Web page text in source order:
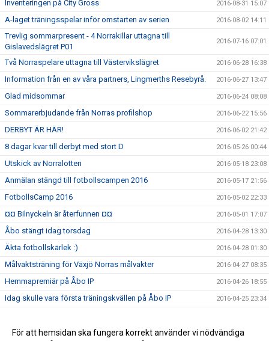
Inventeringen på City Gross 2016-08-31 15:07
A-laget träningsspelar inför omstarten av serien 2016-08-02 14:11
Trevlig sommarpresent - 4 Norrakillar uttagna till
Gislavedslägret P01
2016-07-16 07:01
Två Norraspelare uttagna till Västervikslägret 2016-06-28 16:38
Information från en av våra partners, Lingmerths Resebyrå. 2016-06-27 13:47
Glad midsommar 2016-06-24 08:08
Sommarerbjudande från Norras profilshop 2016-06-22 15:56
DERBYT ÄR HÄR! 2016-06-02 21:42
8 dagar kvar till derbyt med stort D 2016-05-26 00:44
Utskick av Norralotten 2016-05-18 23:08
Anmälan stängd till fotbollscampen 2016 2016-05-17 21:56
FotbollsCamp 2016 2016-05-02 22:33
¤¤ Bilnyckeln är återfunnen ¤¤ 2016-05-01 17:07
Åbo stängt idag torsdag 2016-04-28 13:30
Äkta fotbollskärlek :) 2016-04-28 01:30
Målvaktsträning för Växjö Norras målvakter 2016-04-27 08:35
Hemmapremiär på Åbo IP 2016-04-26 18:55
Idag skulle vara första träningskvällen på Åbo IP 2016-04-25 23:34
Utprovning av profilkläder Stadium 2016-02-10 11:07
För att hemsidan ska fungera korrekt använder vi nödvändiga